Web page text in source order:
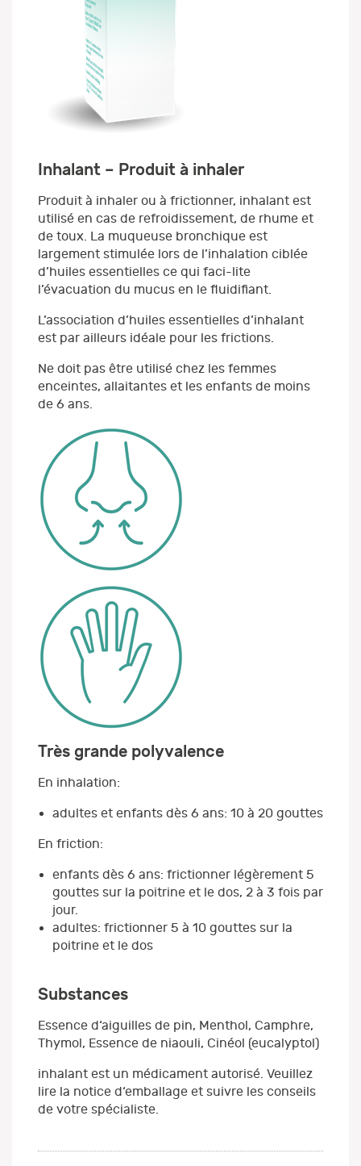
Inhalant – Produit à inhaler
Produit à inhaler ou à frictionner, inhalant est
utilisé en cas de refroidissement, de rhume et
de toux. La muqueuse bronchique est
largement stimulée lors de l’inhalation ciblée
d’huiles essentielles ce qui faci-lite
l’évacuation du mucus en le fluidifiant.
L’association d’huiles essentielles d’inhalant
est par ailleurs idéale pour les frictions.
Ne doit pas être utilisé chez les femmes
enceintes, allaitantes et les enfants de moins
de 6 ans.
Très grande polyvalence
En inhalation:
adultes et enfants dès 6 ans: 10 à 20 gouttes
En friction:
enfants dès 6 ans: frictionner légèrement 5
gouttes sur la poitrine et le dos, 2 à 3 fois par
jour.
adultes: frictionner 5 à 10 gouttes sur la
poitrine et le dos
Substances
Essence d‘aiguilles de pin, Menthol, Camphre,
Thymol, Essence de niaouli, Cinéol (eucalyptol)
inhalant est un médicament autorisé. Veuillez
lire la notice d‘emballage et suivre les conseils
de votre spécialiste.